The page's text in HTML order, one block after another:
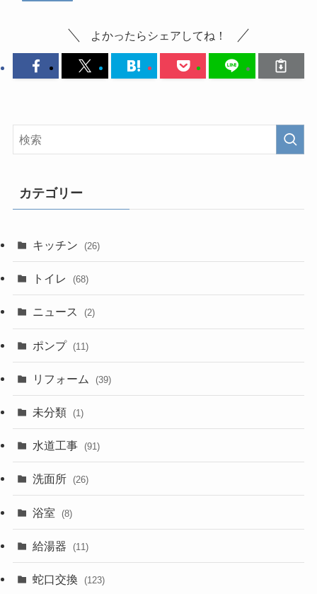
よかったらシェアしてね！
カテゴリー
キッチン (26)
トイレ (68)
ニュース (2)
ポンプ (11)
リフォーム (39)
未分類 (1)
水道工事 (91)
洗面所 (26)
浴室 (8)
給湯器 (11)
蛇口交換 (123)